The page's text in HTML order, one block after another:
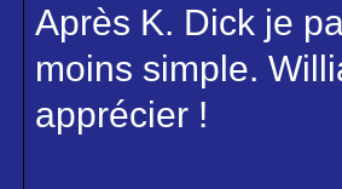
Après K. Dick je
moins simple.
apprécier !